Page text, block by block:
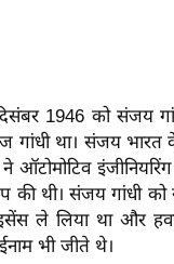
1946 को संजय
गांधी था। संजय भारत
ऑटोमोटिव
की थी। संजय गांधी
ले लिया था और
भी जीते थे।